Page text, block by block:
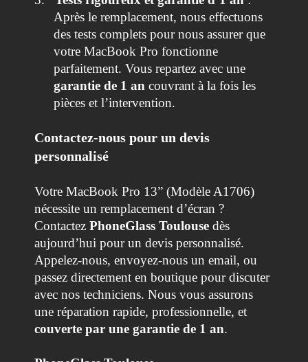
Après le remplacement, nous effectuons
des tests complets pour nous assurer que
votre MacBook Pro fonctionne
parfaitement. Vous repartez avec une
garantie de 1 an couvrant à la fois les
pièces et l’intervention.
Contactez-nous pour un devis
personnalisé
Votre MacBook Pro 13” (Modèle A1706)
nécessite un remplacement d’écran ?
Contactez PhoneGlass Toulouse dès
aujourd’hui pour un devis personnalisé.
Appelez-nous, envoyez-nous un email, ou
passez directement en boutique pour discuter
avec nos techniciens. Nous vous assurons
une réparation rapide, professionnelle, et
couverte par une garantie de 1 an.